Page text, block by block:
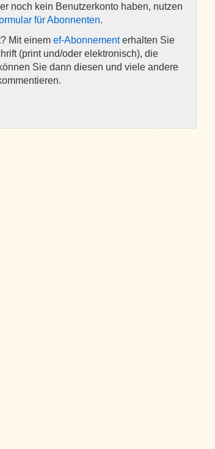
noch kein Benutzerkonto haben, nutzen
für Abonnenten.
Mit einem ef-Abonnementerhalten Sie
(print und/oder elektronisch), die
Sie dann diesen und viele andere